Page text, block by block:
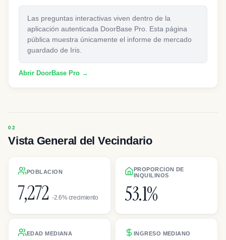
Las preguntas interactivas viven dentro de la
aplicación autenticada DoorBase Pro. Esta página
pública muestra únicamente el informe de mercado
guardado de Iris.
Abrir DoorBase Pro →
Vista General del Vecindario
POBLACION
7,272 -2.6% crecimiento
PROPORCION DE
INQUILINOS
53.1%
EDAD MEDIANA INGRESO MEDIANO